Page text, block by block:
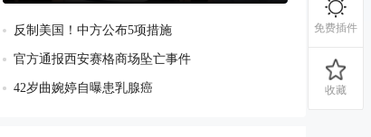
免费插件
收藏
反制美国！中方公布5项措施
官方通报西安赛格商场坠亡事件
42岁曲婉婷自曝患乳腺癌